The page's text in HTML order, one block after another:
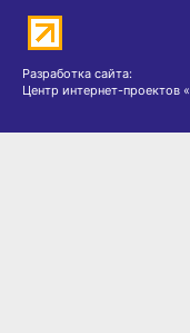
Разработка сайта:
Центр интернет-проектов